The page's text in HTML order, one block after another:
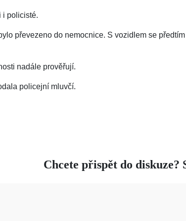
i policisté.
převezeno do nemocnice. S vozidlem se
nadále prověřují.
policejní mluvčí.
Chcete přispět do diskuze?